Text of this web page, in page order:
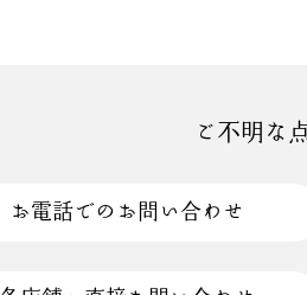
ご不明な
お電話でのお問い合わせ